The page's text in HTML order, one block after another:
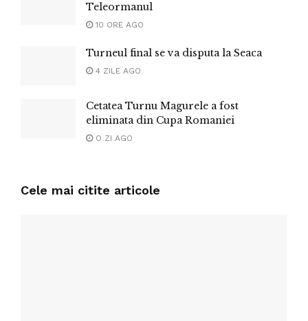
Teleormanul
10 ORE AGO
Turneul final se va disputa la Seaca
4 ZILE AGO
Cetatea Turnu Magurele a fost
eliminata din Cupa Romaniei
O ZI AGO
Cele mai citite articole